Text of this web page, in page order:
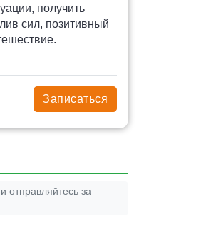
получить
сил, позитивный
Записаться
отправляйтесь за